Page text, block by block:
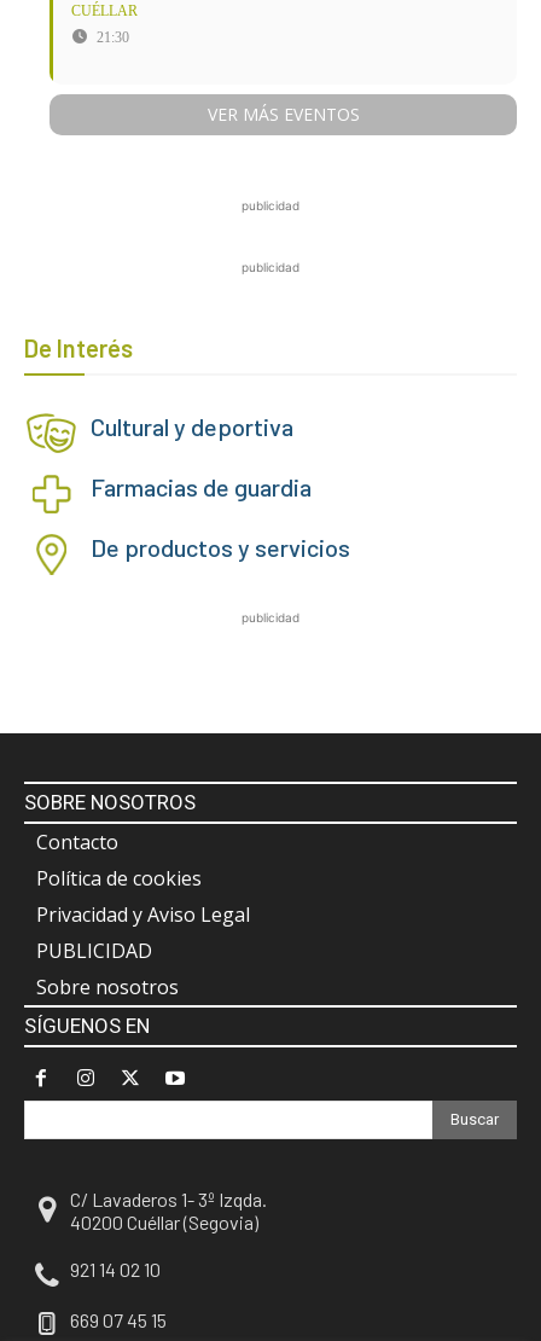
CUÉLLAR
21:30
VER MÁS EVENTOS
publicidad
publicidad
De Interés
Cultural y deportiva
Farmacias de guardia
De productos y servicios
publicidad
SOBRE NOSOTROS
Contacto
Política de cookies
Privacidad y Aviso Legal
PUBLICIDAD
Sobre nosotros
SÍGUENOS EN
Buscar
C/ Lavaderos 1- 3º Izqda.
40200 Cuéllar (Segovia)
921 14 02 10
669 07 45 15